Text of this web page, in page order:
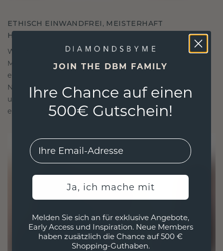
ETHISCH EINWANDFREI, MEISTERHAFT
HERGESTELLT
Wir wählen nur die besten, umweltfreundlichen
Materialien und Labor Diamanten aus. Unsere
erfahrenen Goldschmiede verbinden
Nachhaltigkeit mit beispielloser Handwerkskunst
und stellen so sicher, dass Ihr Schmuck ebenso
ethisch wie exquisit ist.
JOIN THE DBM FAMILY
Ihre Chance auf einen
500€ Gutschein!
EMail
Ja, ich mache mit
Melden Sie sich an für exklusive Angebote,
Early Access und Inspiration. Neue Members
haben zusätzlich die Chance auf 500 €
Shopping-Guthaben.